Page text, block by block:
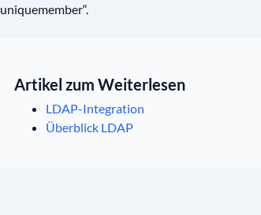
„uniquemember“.
Artikel zum Weiterlesen
LDAP-Integration
Überblick LDAP